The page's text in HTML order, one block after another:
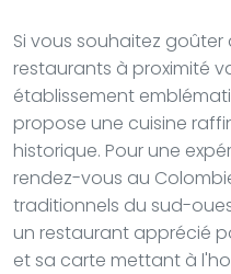
Si vous souhaitez goûter
restaurants à proximité
établissement
propose une cuisine
historique. Pour une
rendez-vous au
traditionnels du sud-
un restaurant apprécié
et sa carte mettant à